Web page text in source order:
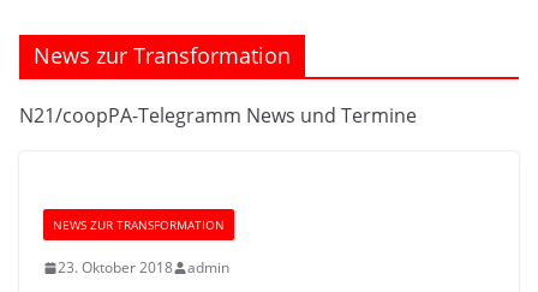
News zur Transformation
N21/coopPA-Telegramm News und Termine
NEWS ZUR TRANSFORMATION
23. Oktober 2018 admin